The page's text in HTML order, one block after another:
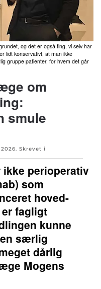
og det er også ting, vi selv har
lidt konservativt, at man ikke
gruppe patienter, for hvem det går
om
smule
. Skrevet i
ikke perioperativ
som
hoved-
fagligt
kunne
særlig
dårlig
Mogens